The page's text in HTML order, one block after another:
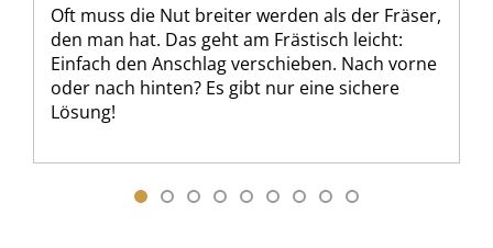
Oft muss die Nut breiter werden als der Fräser,
den man hat. Das geht am Frästisch leicht:
Einfach den Anschlag verschieben. Nach vorne
oder nach hinten? Es gibt nur eine sichere
Lösung!